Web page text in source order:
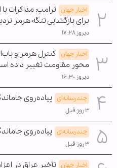
اخبار جهان ترامپ: مذاکرات
برای بازگشایی تنگه هرمز
دیروز ۱۷:۲۸
اخبار جهان کنترل هرمز و
محور مقاومت تغییر داده
دیروز ۱۶:۳۰
چندرسانه‌ای پیاده‌روی
۳ روز قبل
چندرسانه‌ای پیاده‌روی
۳ روز قبل
اخبار جهان تأخیر عراق در